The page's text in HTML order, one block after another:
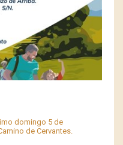
domingo 5 de
de Cervantes.